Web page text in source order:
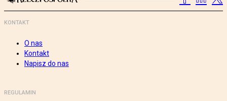
KONTAKT
O nas
Kontakt
Napisz do nas
REGULAMIN